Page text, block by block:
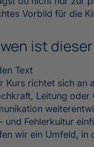
Vorbild für die
ist
Text
Kurs richtet sich an
Leitung oder
und Fehlerkultur
wir ein Umfeld, in